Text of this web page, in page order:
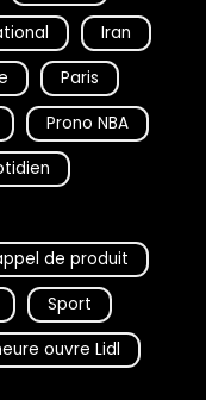
Iran
Paris
Prono NBA
de produit
Sport
ouvre Lidl